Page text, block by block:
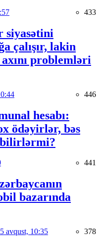
433
siyasətini
çalışır, lakin
problemləri
446
hesabı:
ödəyirlər, bəs
bilirlərmi?
441
bazarında
avqust, 10:35 378